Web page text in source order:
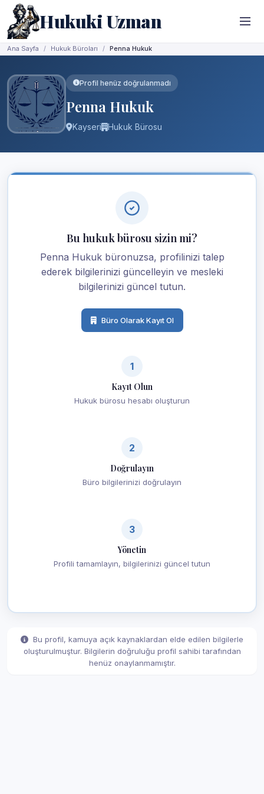
Hukuki Uzman
Ana Sayfa Hukuk Büroları Penna Hukuk
Profil henüz doğrulanmadı
Penna Hukuk
Kayseri Hukuk Bürosu
Bu hukuk bürosu sizin mi?
Penna Hukuk büronuzsa, profilinizi talep
ederek bilgilerinizi güncelleyin ve mesleki
bilgilerinizi güncel tutun.
Büro Olarak Kayıt Ol
1
Kayıt Olun
Hukuk bürosu hesabı oluşturun
2
Doğrulayın
Büro bilgilerinizi doğrulayın
3
Yönetin
Profili tamamlayın, bilgilerinizi güncel tutun
Bu profil, kamuya açık kaynaklardan elde edilen bilgilerle
oluşturulmuştur. Bilgilerin doğruluğu profil sahibi tarafından
henüz onaylanmamıştır.